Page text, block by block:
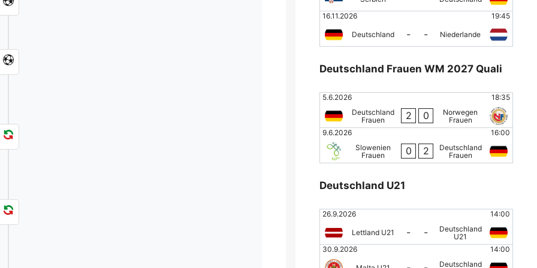
16.11.2026
19:45
Deutschland - - Niederlande
Deutschland Frauen WM 2027 Quali
5.6.2026
18:35
Deutschland
Frauen
2 0
Norwegen
Frauen
9.6.2026
16:00
Slowenien
Frauen
0 2
Deutschland
Frauen
Deutschland U21
26.9.2026 14:00
Lettland U21 - -
Deutschland
U21
30.9.2026
14:00
Deutschland